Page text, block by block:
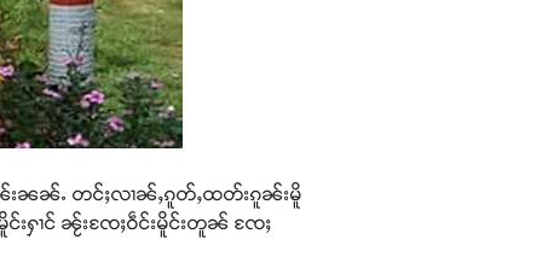
ၢၼ်းၼၼ်ႉ တင်ႈလၢၼ်ႇၵူတ်ႇထတ်းၵူၼ်းမိူ
မိူင်းႁၢင် ၼႂ်းၸႄႈဝဵင်းမိူင်းတူၼ် ၸႄႈ